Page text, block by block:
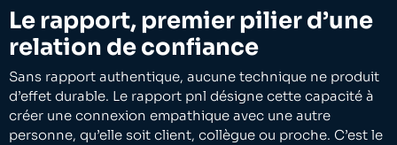
Le rapport, premier pilier d’une
relation de confiance
Sans rapport authentique, aucune technique ne produit
d’effet durable. Le rapport pnl désigne cette capacité à
créer une connexion empathique avec une autre
personne, qu’elle soit client, collègue ou proche. C’est le